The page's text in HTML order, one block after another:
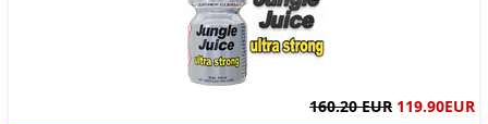
160.20 EUR 119.90EUR